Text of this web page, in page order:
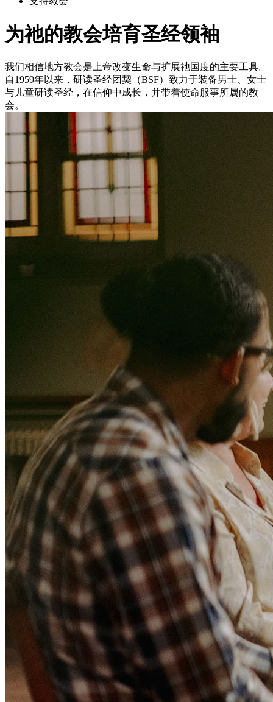
为祂的教会培育圣经领袖
我们相信地方教会是上帝改变生命与扩展祂国度的主要工具。
自1959年以来，研读圣经团契（BSF）致力于装备男士、女士
与儿童研读圣经，在信仰中成长，并带着使命服事所属的教
会。